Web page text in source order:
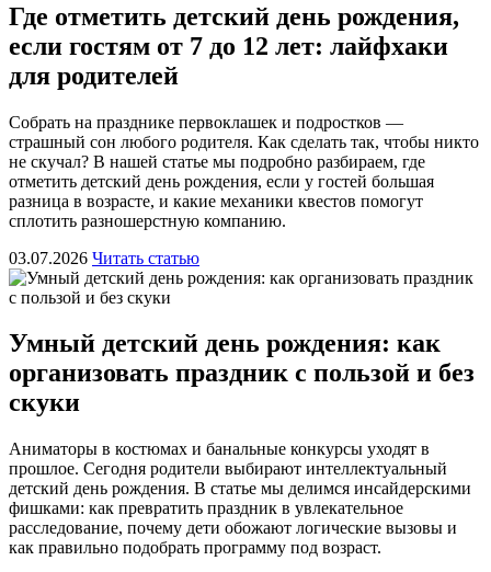
Где отметить детский день рождения,
если гостям от 7 до 12 лет: лайфхаки
для родителей
Собрать на празднике первоклашек и подростков —
страшный сон любого родителя. Как сделать так, чтобы никто
не скучал? В нашей статье мы подробно разбираем, где
отметить детский день рождения, если у гостей большая
разница в возрасте, и какие механики квестов помогут
сплотить разношерстную компанию.
03.07.2026 Читать статью
Умный детский день рождения: как
организовать праздник с пользой и без
скуки
Аниматоры в костюмах и банальные конкурсы уходят в
прошлое. Сегодня родители выбирают интеллектуальный
детский день рождения. В статье мы делимся инсайдерскими
фишками: как превратить праздник в увлекательное
расследование, почему дети обожают логические вызовы и
как правильно подобрать программу под возраст.